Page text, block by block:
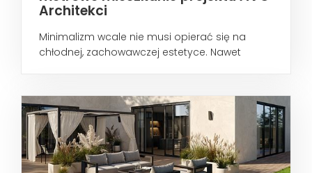
Architekci
Minimalizm wcale nie musi opierać się na
chłodnej, zachowawczej estetyce. Nawet